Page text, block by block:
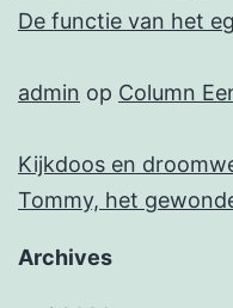
De functie van het
admin op Column
Kijkdoos en
Tommy, het
Archives